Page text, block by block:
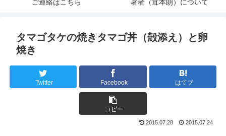
ご連絡はこちら 著者（茸本朗）について
タマゴタケの焼きタマゴ丼（殻添え）と卵
焼き
Twitter Facebook はてブ
コピー
2015.07.28 2015.07.24